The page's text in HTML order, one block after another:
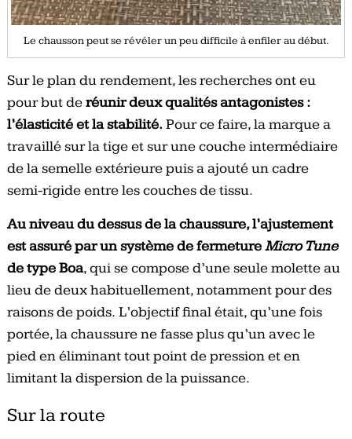
Le chausson peut se révéler un peu difficile à enfiler au début.
Sur le plan du rendement, les recherches ont eu
pour but deréunir deux qualités antagonistes :
l’élasticité et la stabilité.Pour ce faire, la marque a
travaillé sur la tige et sur une couche intermédiaire
de la semelle extérieure puis a ajouté un cadre
semi-rigide entre les couches de tissu.
Au niveau du dessus de la chaussure, l’ajustement
est assuré par un système de fermetureMicro Tune
de type Boa, qui se compose d’une seule molette au
lieu de deux habituellement, notamment pour des
raisons de poids. L’objectif final était, qu’une fois
portée, la chaussure ne fasse plus qu’un avec le
pied en éliminant tout point de pression et en
limitant la dispersion de la puissance.
Sur la route